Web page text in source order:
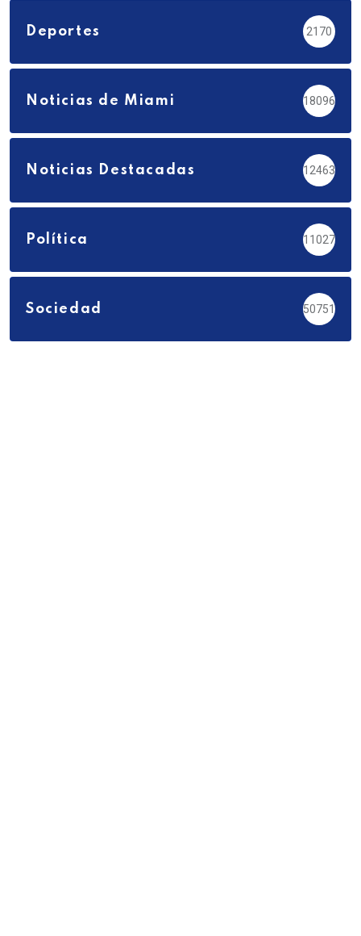
Deportes 2170
Noticias de Miami 18096
Noticias Destacadas 12463
Política 11027
Sociedad 50751